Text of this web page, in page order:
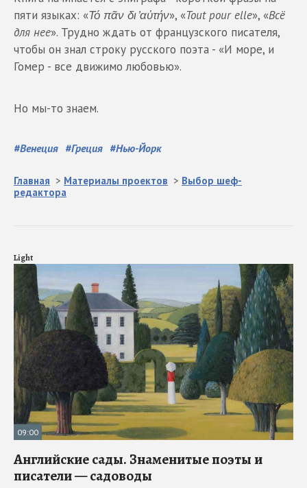
пяти языках: «Τό πᾶν δι ̓αὐτήν», «Tout pour elle», «Всё
для нее». Трудно ждать от французского писателя,
чтобы он знал строку русского поэта - «И море, и
Гомер - все движимо любовью».
Но мы-то знаем.
#Венеция #Греция #Нью-Йорк
Главная > Материалы проектов > Выбор шеф-
редактора
Light
09:00
Английские сады. Знаменитые поэты и
писатели — садоводы